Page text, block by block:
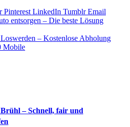
Pinterest LinkedIn Tumblr Email
entsorgen – Die beste Lösung
– Kostenlose Abholung
Mobile
– Schnell, fair und